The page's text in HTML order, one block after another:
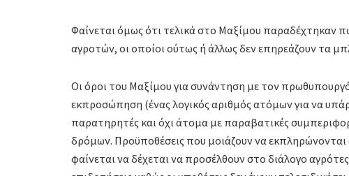
Φαίνεται όμως ότι τελικά στο Μαξίμου παραδέχτηκαν
αγροτών, οι οποίοι ούτως ή άλλως δεν επηρεάζουν τα
Οι όροι του Μαξίμου για συνάντηση με τον
εκπροσώπηση (ένας λογικός αριθμός ατόμων για να
παρατηρητές και όχι άτομα με παραβατικές
δρόμων. Προϋποθέσεις που μοιάζουν να
φαίνεται να δέχεται να προσέλθουν στο διάλογο